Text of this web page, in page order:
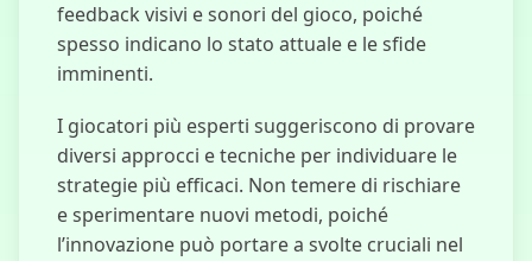
feedback visivi e sonori del gioco, poiché
spesso indicano lo stato attuale e le sfide
imminenti.
I giocatori più esperti suggeriscono di provare
diversi approcci e tecniche per individuare le
strategie più efficaci. Non temere di rischiare
e sperimentare nuovi metodi, poiché
l’innovazione può portare a svolte cruciali nel